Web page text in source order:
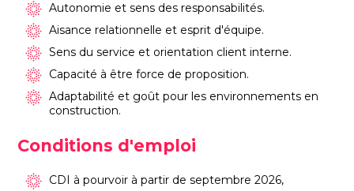
Autonomie et sens des responsabilités.
Aisance relationnelle et esprit d'équipe.
Sens du service et orientation client interne.
Capacité à être force de proposition.
Adaptabilité et goût pour les environnements en
construction.
Conditions d'emploi
CDI à pourvoir à partir de septembre 2026,